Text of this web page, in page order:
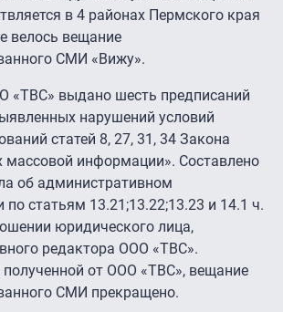
в 4 районах Пермского края
велось вещание
СМИ «Вижу».
«ТВС» выдано шесть предписаний
нарушений условий
статей 8, 27, 31, 34 Закона
массовой информации». Составлено
об административном
статьям 13.21;13.22;13.23 и 14.1 ч.
юридического лица,
редактора ООО «ТВС».
от ООО «ТВС», вещание
СМИ прекращено.